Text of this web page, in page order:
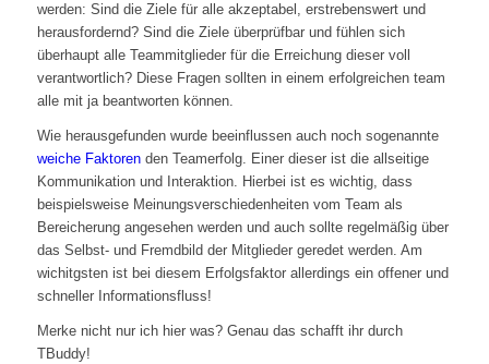
werden: Sind die Ziele für alle akzeptabel, erstrebenswert und
herausfordernd? Sind die Ziele überprüfbar und fühlen sich
überhaupt alle Teammitglieder für die Erreichung dieser voll
verantwortlich? Diese Fragen sollten in einem erfolgreichen team
alle mit ja beantworten können.
Wie herausgefunden wurde beeinflussen auch noch sogenannte
weiche Faktoren den Teamerfolg. Einer dieser ist die allseitige
Kommunikation und Interaktion. Hierbei ist es wichtig, dass
beispielsweise Meinungsverschiedenheiten vom Team als
Bereicherung angesehen werden und auch sollte regelmäßig über
das Selbst- und Fremdbild der Mitglieder geredet werden. Am
wichitgsten ist bei diesem Erfolgsfaktor allerdings ein offener und
schneller Informationsfluss!
Merke nicht nur ich hier was? Genau das schafft ihr durch
TBuddy!